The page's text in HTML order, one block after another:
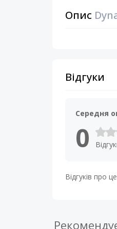
Опис
Відгуки
Середня
0
Відгуків про